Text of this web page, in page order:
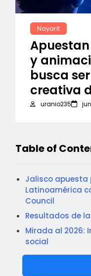
Nayarit
y
busca
creativa
uranio235
Table of
Jalisco apuesta
Latinoamérica
Council
Resultados de
Mirada al 2026:
social